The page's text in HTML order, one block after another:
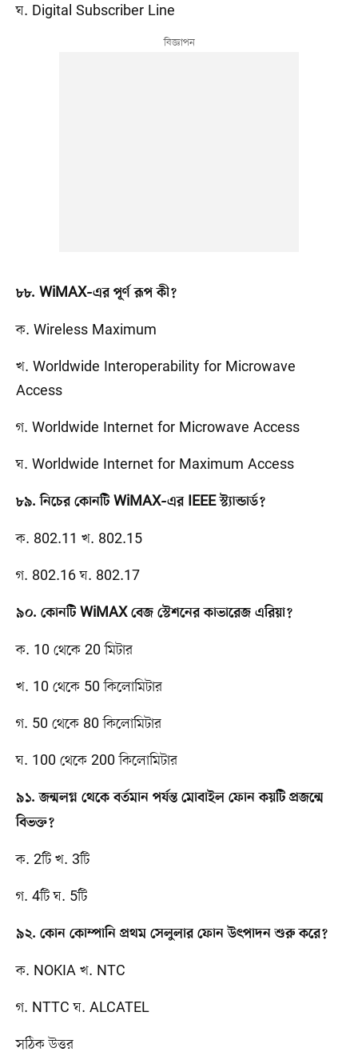
ঘ. Digital Subscriber Line
৮৮. WiMAX–এর পূর্ণ রূপ কী?
ক. Wireless Maximum
খ. Worldwide Interoperability for Microwave
Access
গ. Worldwide Internet for Microwave Access
ঘ. Worldwide Internet for Maximum Access
৮৯. নিচের কোনটি WiMAX–এর IEEE স্ট্যান্ডার্ড?
ক. 802.11 খ. 802.15
গ. 802.16 ঘ. 802.17
৯০. কোনটি WiMAX বেজ স্টেশনের কাভারেজ এরিয়া?
ক. 10 থেকে 20 মিটার
খ. 10 থেকে 50 কিলোমিটার
গ. 50 থেকে 80 কিলোমিটার
ঘ. 100 থেকে 200 কিলোমিটার
৯১. জন্মলগ্ন থেকে বর্তমান পর্যন্ত মোবাইল ফোন কয়টি প্রজন্মে
বিভক্ত?
ক. 2টি খ. 3টি
গ. 4টি ঘ. 5টি
৯২. কোন কোম্পানি প্রথম সেলুলার ফোন উৎপাদন শুরু করে?
ক. NOKIA খ. NTC
গ. NTTC ঘ. ALCATEL
সঠিক উত্তর